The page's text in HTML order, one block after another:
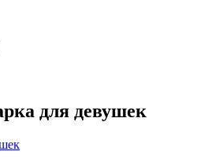
для девушек